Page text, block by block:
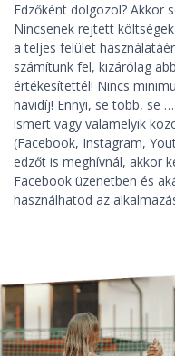
Edzőként dolgozol? Akkor
Nincsenek rejtett
a teljes felület
számítunk fel, kizárólag
értékesítettél! Nincs
havidíj! Ennyi, se több, se
ismert vagy valamelyik
(Facebook, Instagram,
edzőt is meghívnál, akkor
Facebook üzenetben és
használhatod az